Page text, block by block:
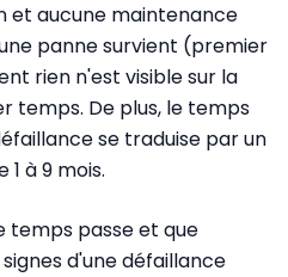
et aucune maintenance
panne survient (premier
rien n'est visible sur la
temps. De plus, le temps
se traduise par un
à 9 mois.
temps passe et que
d'une défaillance